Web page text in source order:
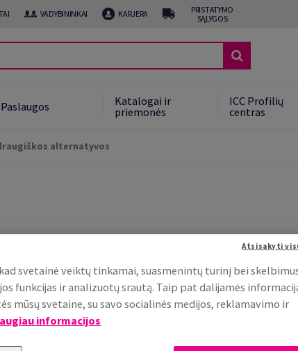
VADYBININKAI KARJERA
PRISTATYMO
SĄLYGOS
Paslaugos
Katalogai ir
priemonės
ICC Profilių
centras
alternatyvos
svetainė veiktų tinkamai, suasmenintų turinį bei
funkcijas ir analizuotų srautą. Taip pat dalijamės
mūsų svetaine, su savo socialinės medijos, reklamavimo ir
informacijos
Atsisakyti